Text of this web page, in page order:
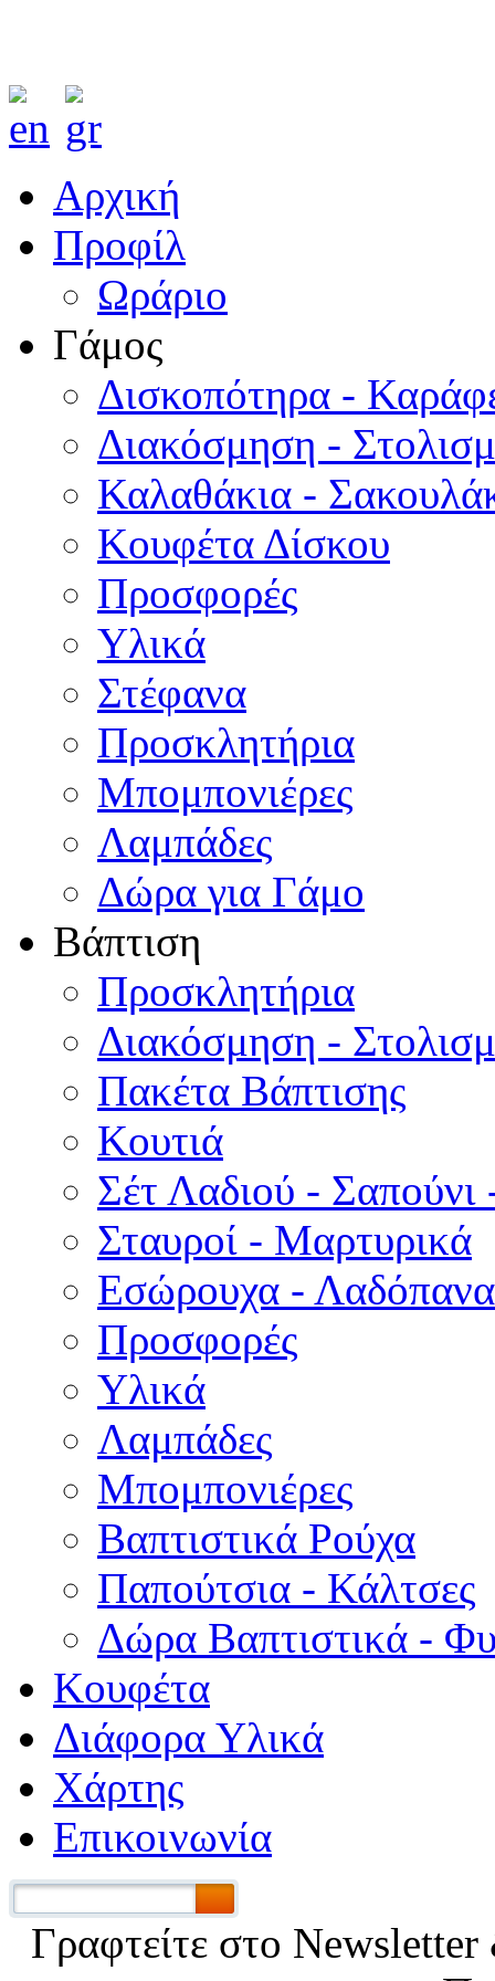
Αρχική
Προφίλ
Ωράριο
Γάμος
Δισκοπότηρα -
Διακόσμηση -
Καλαθάκια -
Κουφέτα Δίσκου
Προσφορές
Υλικά
Στέφανα
Προσκλητήρια
Μπομπονιέρες
Λαμπάδες
Δώρα για Γάμο
Βάπτιση
Προσκλητήρια
Διακόσμηση -
Πακέτα Βάπτισης
Κουτιά
Σέτ Λαδιού - Σαπούνι
Σταυροί - Μαρτυρικά
Εσώρουχα -
Προσφορές
Υλικά
Λαμπάδες
Μπομπονιέρες
Βαπτιστικά Ρούχα
Παπούτσια - Κάλτσες
Δώρα Βαπτιστικά -
Κουφέτα
Διάφορα Υλικά
Χάρτης
Επικοινωνία
Γραφτείτε στο Νewsletter